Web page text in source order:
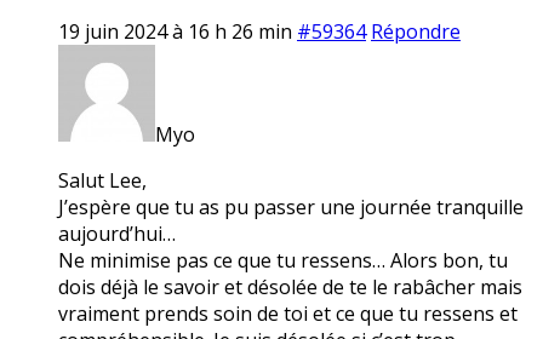
19 juin 2024 à 16 h 26 min #59364 Répondre
Myo
Salut Lee,
J’espère que tu as pu passer une journée tranquille
aujourd’hui…
Ne minimise pas ce que tu ressens… Alors bon, tu
dois déjà le savoir et désolée de te le rabâcher mais
vraiment prends soin de toi et ce que tu ressens et